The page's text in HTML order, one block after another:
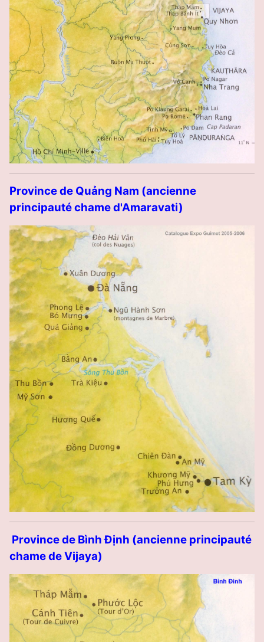
Province de Quảng Nam (ancienne
principauté chame d'Amaravati)
Province de Bình Định (ancienne principauté
chame de Vijaya)